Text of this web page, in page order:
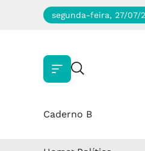
segunda-feira, 27/07/
Caderno B